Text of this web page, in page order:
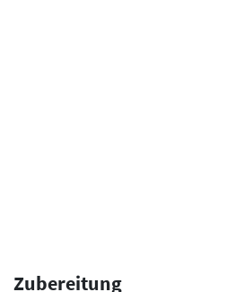
Zubereitung